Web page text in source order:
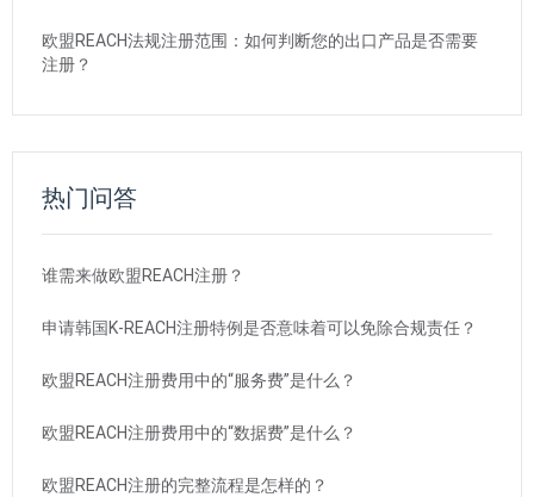
欧盟REACH法规注册范围：如何判断您的出口产品是否需要
注册？
热门问答
谁需来做欧盟REACH注册？
申请韩国K-REACH注册特例是否意味着可以免除合规责任？
欧盟REACH注册费用中的“服务费”是什么？
欧盟REACH注册费用中的“数据费”是什么？
欧盟REACH注册的完整流程是怎样的？